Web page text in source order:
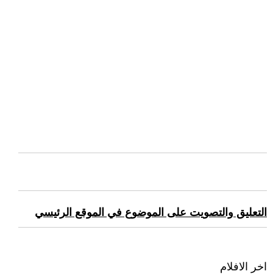
التعليق والتصويت على الموضوع في الموقع الرئيسي
اخر الافلام